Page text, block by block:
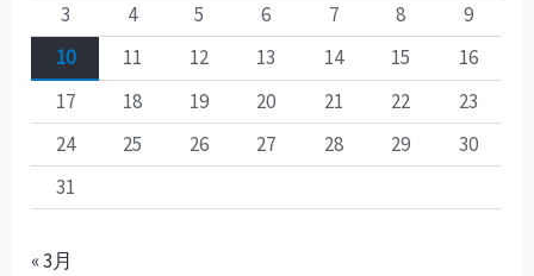
3
4 5 6 7 8
9
10
11 12 13 14 15
16
17
18 19 20 21 22
23
24
25 26 27 28 29
30
31
« 3月